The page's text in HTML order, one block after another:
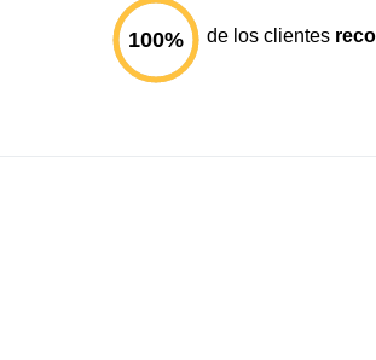
100% de los clientes